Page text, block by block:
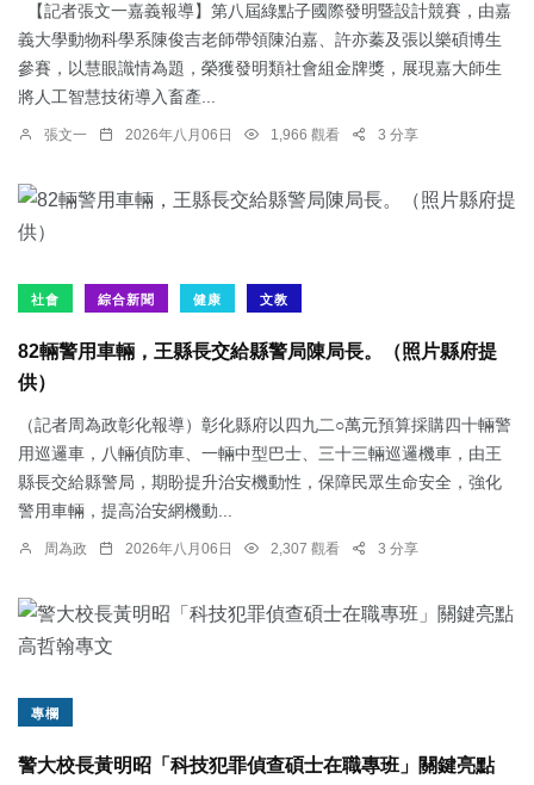
【記者張文一嘉義報導】第八屆綠點子國際發明暨設計競賽，由嘉
義大學動物科學系陳俊吉老師帶領陳泊嘉、許亦蓁及張以樂碩博生
參賽，以慧眼識情為題，榮獲發明類社會組金牌獎，展現嘉大師生
將人工智慧技術導入畜產...
張文一 2026年八月06日 1,966 觀看 3 分享
社會 綜合新聞 健康 文教
82輛警用車輛，王縣長交給縣警局陳局長。（照片縣府提
供）
（記者周為政彰化報導）彰化縣府以四九二○萬元預算採購四十輛警
用巡邏車，八輛偵防車、一輛中型巴士、三十三輛巡邏機車，由王
縣長交給縣警局，期盼提升治安機動性，保障民眾生命安全，強化
警用車輛，提高治安網機動...
周為政 2026年八月06日 2,307 觀看 3 分享
專欄
警大校長黃明昭「科技犯罪偵查碩士在職專班」關鍵亮點